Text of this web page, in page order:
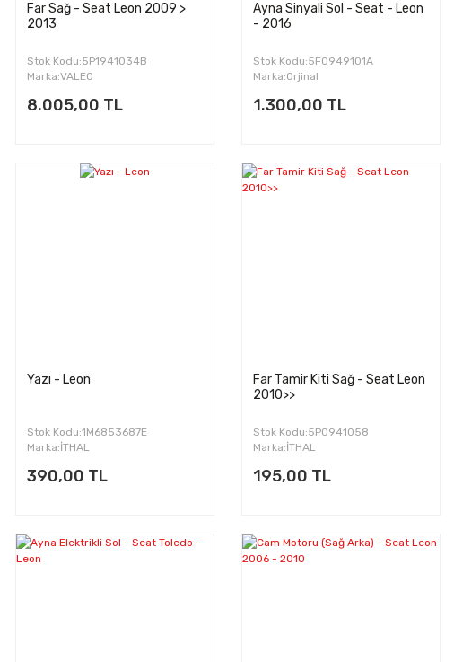
Far Sağ - Seat Leon 2009 >
2013
Stok Kodu:5P1941034B
Marka:VALEO
8.005,00 TL
Ayna Sinyali Sol - Seat - Leon
- 2016
Stok Kodu:5F0949101A
Marka:Orjinal
1.300,00 TL
Yazı - Leon
Stok Kodu:1M6853687E
Marka:İTHAL
390,00 TL
Far Tamir Kiti Sağ - Seat Leon
2010>>
Stok Kodu:5P0941058
Marka:İTHAL
195,00 TL